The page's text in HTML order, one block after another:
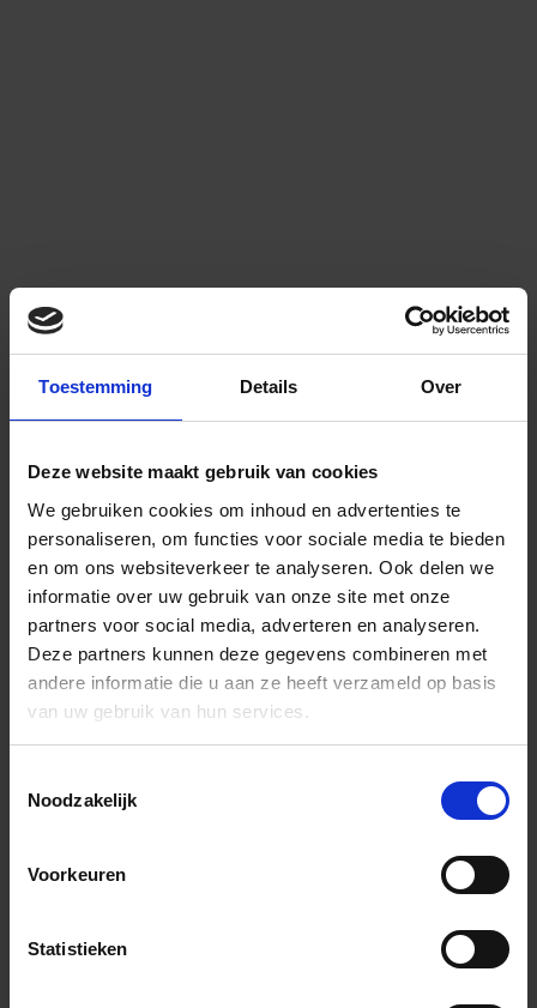
Toestemming Details Over
Deze website maakt gebruik van cookies
We gebruiken cookies om inhoud en advertenties te
personaliseren, om functies voor sociale media te bieden
en om ons websiteverkeer te analyseren. Ook delen we
informatie over uw gebruik van onze site met onze
partners voor social media, adverteren en analyseren.
Deze partners kunnen deze gegevens combineren met
andere informatie die u aan ze heeft verzameld op basis
van uw gebruik van hun services.
Noodzakelijk
Voorkeuren
Statistieken